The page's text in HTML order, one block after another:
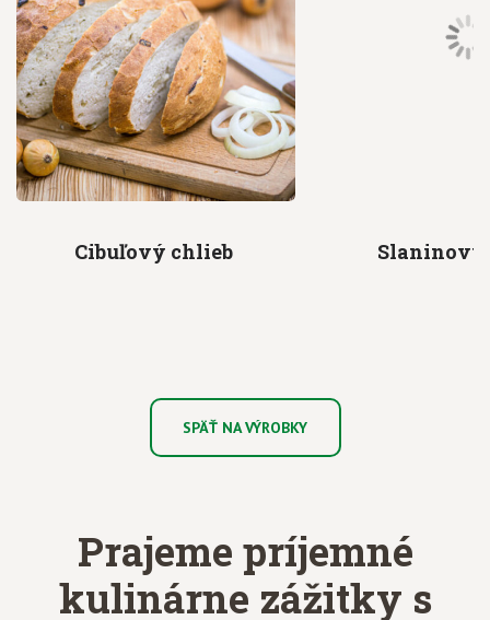
Cibuľový chlieb Slaninový
SPÄŤ NA VÝROBKY
Prajeme príjemné
kulinárne zážitky s